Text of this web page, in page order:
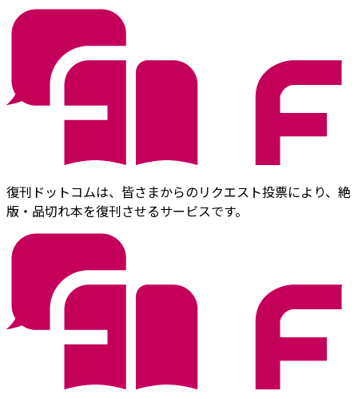
復刊ドットコムは、皆さまからのリクエスト投票により、絶
版・品切れ本を復刊させるサービスです。